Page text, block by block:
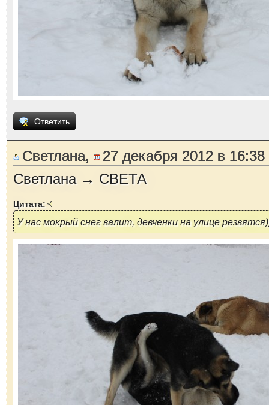
Ответить
Светлана,
27 декабря 2012 в 16:38
Светлана → СВЕТА
Цитата:
У нас мокрый снег валит, девченки на улице